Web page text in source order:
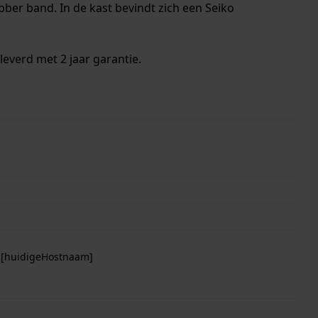
band. In de kast bevindt zich een Seiko
met 2 jaar garantie.